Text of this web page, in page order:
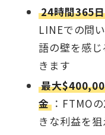
24時間365
LINEでの問
語の壁を感
きます
最大
金 ：FTMO
きな利益を狙